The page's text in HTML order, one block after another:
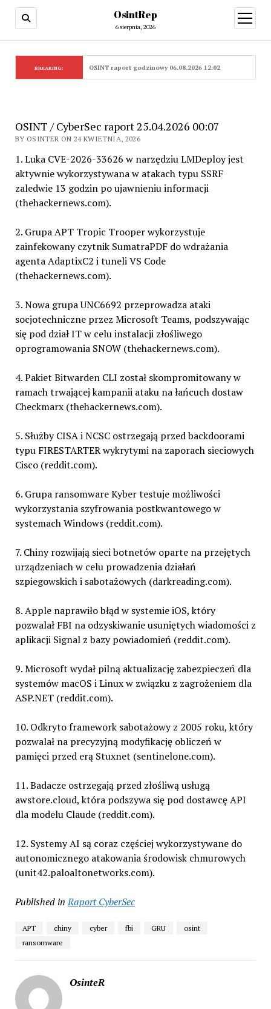
OsintRep
6 sierpnia, 2026
open
menu
BREAKING: OSINT raport godzinowy 06.08.2026 12:02
OSINT / CyberSec raport 25.04.2026 00:07
BY OSINTER ON 24 KWIETNIA, 2026
1. Luka CVE-2026-33626 w narzędziu LMDeploy jest
aktywnie wykorzystywana w atakach typu SSRF
zaledwie 13 godzin po ujawnieniu informacji
(thehackernews.com).
2. Grupa APT Tropic Trooper wykorzystuje
zainfekowany czytnik SumatraPDF do wdrażania
agenta AdaptixC2 i tuneli VS Code
(thehackernews.com).
3. Nowa grupa UNC6692 przeprowadza ataki
socjotechniczne przez Microsoft Teams, podszywając
się pod dział IT w celu instalacji złośliwego
oprogramowania SNOW (thehackernews.com).
4. Pakiet Bitwarden CLI został skompromitowany w
ramach trwającej kampanii ataku na łańcuch dostaw
Checkmarx (thehackernews.com).
5. Służby CISA i NCSC ostrzegają przed backdoorami
typu FIRESTARTER wykrytymi na zaporach sieciowych
Cisco (reddit.com).
6. Grupa ransomware Kyber testuje możliwości
wykorzystania szyfrowania postkwantowego w
systemach Windows (reddit.com).
7. Chiny rozwijają sieci botnetów oparte na przejętych
urządzeniach w celu prowadzenia działań
szpiegowskich i sabotażowych (darkreading.com).
8. Apple naprawiło błąd w systemie iOS, który
pozwalał FBI na odzyskiwanie usuniętych wiadomości z
aplikacji Signal z bazy powiadomień (reddit.com).
9. Microsoft wydał pilną aktualizację zabezpieczeń dla
systemów macOS i Linux w związku z zagrożeniem dla
ASP.NET (reddit.com).
10. Odkryto framework sabotażowy z 2005 roku, który
pozwalał na precyzyjną modyfikację obliczeń w
pamięci przed erą Stuxnet (sentinelone.com).
11. Badacze ostrzegają przed złośliwą usługą
awstore.cloud, która podszywa się pod dostawcę API
dla modelu Claude (reddit.com).
12. Systemy AI są coraz częściej wykorzystywane do
autonomicznego atakowania środowisk chmurowych
(unit42.paloaltonetworks.com).
Published in Raport CyberSec
APT chiny cyber fbi GRU
osint
ransomware
OsinteR